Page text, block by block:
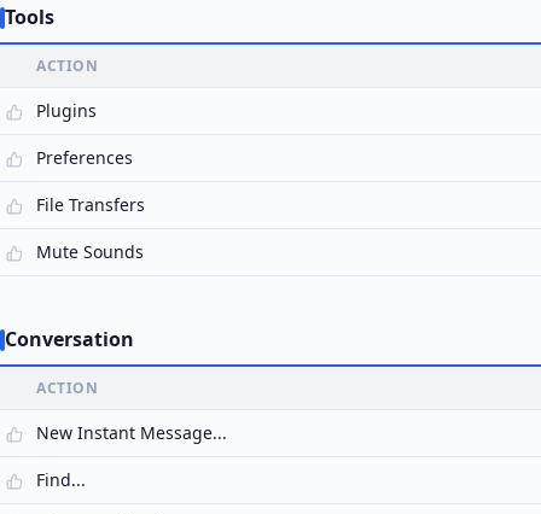
Tools
ACTION
Plugins
Preferences
File Transfers
Mute Sounds
Conversation
ACTION
New Instant Message...
Find...